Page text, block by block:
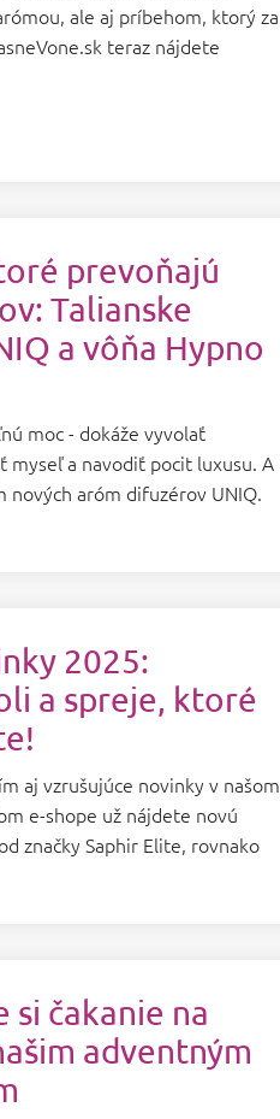
ale aj príbehom, ktorý za
teraz nájdete
prevoňajú
Talianske
a vôňa Hypno
moc - dokáže vyvolať
myseľ a navodiť pocit luxusu. A
nových aróm difuzérov UNIQ.
2025:
a spreje, ktoré
aj vzrušujúce novinky v našom
e-shope už nájdete novú
značky Saphir Elite, rovnako
si čakanie na
adventným